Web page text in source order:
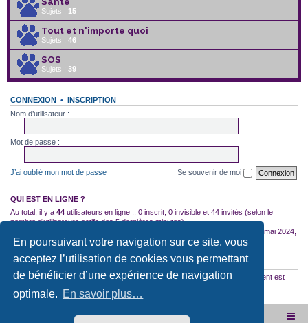
En poursuivant votre navigation sur ce site, vous
acceptez l’utilisation de cookies vous permettant
de bénéficier d’une expérience de navigation
optimale. En savoir plus…
Sujets : 15
Tout et n'importe quoi
Sujets : 46
SOS
Sujets : 39
CONNEXION • INSCRIPTION
Nom d’utilisateur :
Mot de passe :
J’ai oublié mon mot de passe Se souvenir de moi
QUI EST EN LIGNE ?
Au total, il y a 44 utilisateurs en ligne :: 0 inscrit, 0 invisible et 44 invités (selon le
nombre d’utilisateurs actifs des 5 dernières minutes)
le 10 mai 2024,
18:04
STATISTIQUES
35522messages •2587sujets •2966 membres • Notre membre le plus récent est
Site internet de l'association Accueil du forum